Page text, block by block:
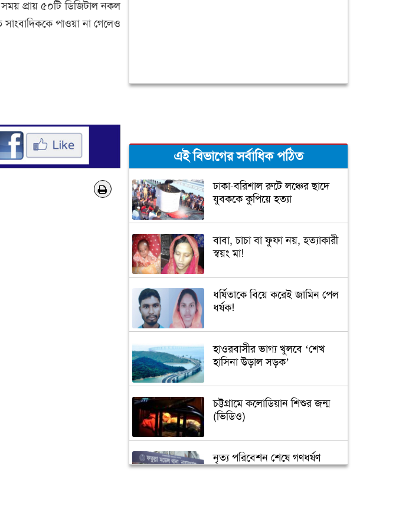
প্রায় ৫০টি ডিজিটাল নকল
পাওয়া না গেলেও
এই বিভাগের সর্বাধিক পঠিত
ঢাকা-বরিশাল রুটে লঞ্চের ছাদে
যুবককে কুপিয়ে হত্যা
বাবা, চাচা বা ফুফা নয়, হত্যাকারী
স্বয়ং মা!
ধর্ষিতাকে বিয়ে করেই জামিন পেল
ধর্ষক!
হাওরবাসীর ভাগ্য খুলবে ‘শেখ
হাসিনা উড়াল সড়ক’
চট্টগ্রামে কলোডিয়ান শিশুর জন্ম
(ভিডিও)
নৃত্য পরিবেশন শেষে গণধর্ষণ